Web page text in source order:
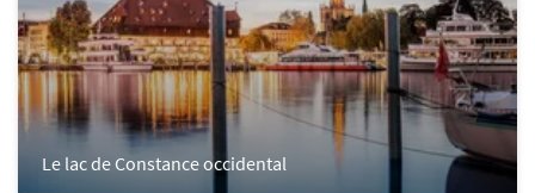
Le lac de Constance occidental